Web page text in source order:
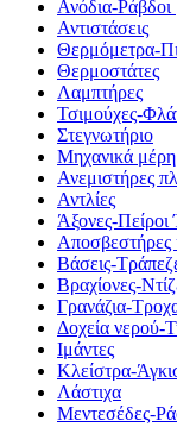
Ανόδια-Ράβδοι
Αντιστάσεις
Θερμόμετρα-
Θερμοστάτες
Λαμπτήρες
Τσιμούχες-
Στεγνωτήριο
Μηχανικά μέρη
Ανεμιστήρες
Αντλίες
Άξονες-
Βάσεις-
Βραχίονες-
Γρανάζια-
Δοχεία νερού-
Ιμάντες
Κλείστρα-
Λάστιχα
Μεντεσέδες-